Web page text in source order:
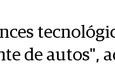
de autos",